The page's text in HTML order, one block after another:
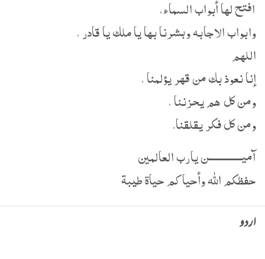
افتح لها أبواب السماء،
وابواب الاجابه وبشرنا بها يا ملك يا قادر ،
اللهم
إنا نعوذ بك من قهر يؤلمنا ،
ومن كل هم يحزننا ،
ومن كل فكر يقلقنا.
آميــــــــــــــن يارب العالمين
حفظكم الله وأحياكم حياة طيبة
اردو